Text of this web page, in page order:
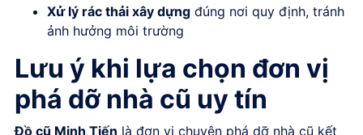
Xử lý rác thải xây dựng đúng nơi quy định, tránh
ảnh hưởng môi trường
Lưu ý khi lựa chọn đơn vị
phá dỡ nhà cũ uy tín
Đồ cũ Minh Tiến là đơn vị chuyên phá dỡ nhà cũ kết